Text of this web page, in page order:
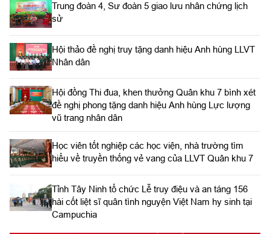
Trung đoàn 4, Sư đoàn 5 giao lưu nhân chứng lịch
sử
Hội thảo đề nghị truy tặng danh hiệu Anh hùng LLVT
Nhân dân
Hội đồng Thi đua, khen thưởng Quân khu 7 bình xét
đề nghị phong tặng danh hiệu Anh hùng Lực lượng
vũ trang nhân dân
Học viên tốt nghiệp các học viện, nhà trường tìm
hiểu về truyền thống vẻ vang của LLVT Quân khu 7
​Tỉnh Tây Ninh tổ chức Lễ truy điệu và an táng 156
hài cốt liệt sĩ quân tình nguyện Việt Nam hy sinh tại
Campuchia